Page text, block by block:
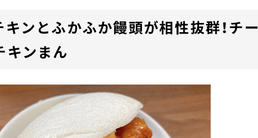
ンとふかふか饅頭が相性抜群！チー
キンまん